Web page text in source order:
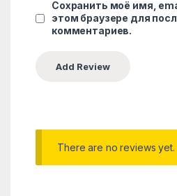
Сохранить моё имя,
этом браузере для
комментариев.
There are no reviews yet.